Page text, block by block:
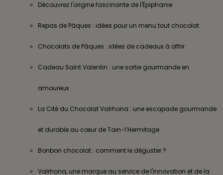
Découvrez l'origine fascinante de l'Épiphanie
Repas de Pâques : idées pour un menu tout chocolat
Chocolats de Pâques : idées de cadeaux à offrir
Cadeau Saint Valentin : une sortie gourmande en
amoureux
La Cité du Chocolat Valrhona : une escapade gourmande
et durable au cœur de Tain-l’Hermitage
Bonbon chocolat : comment le déguster ?
Valrhona, une marque au service de l'innovation et de la